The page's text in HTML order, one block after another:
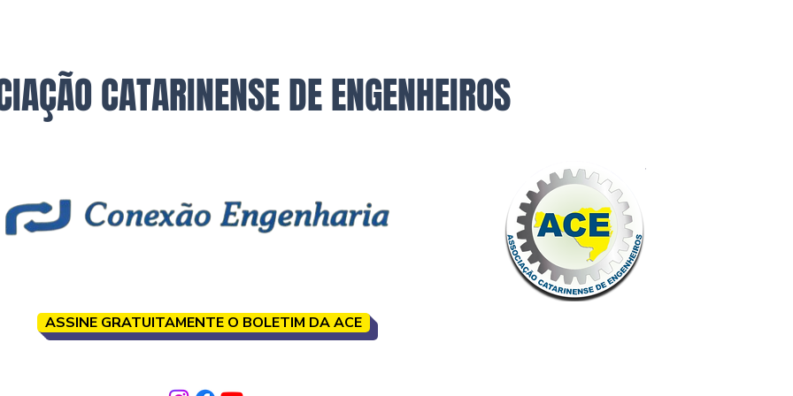
CATARINENSE DE ENGENHEIROS
ASSINE GRATUITAMENTE O BOLETIM DA ACE